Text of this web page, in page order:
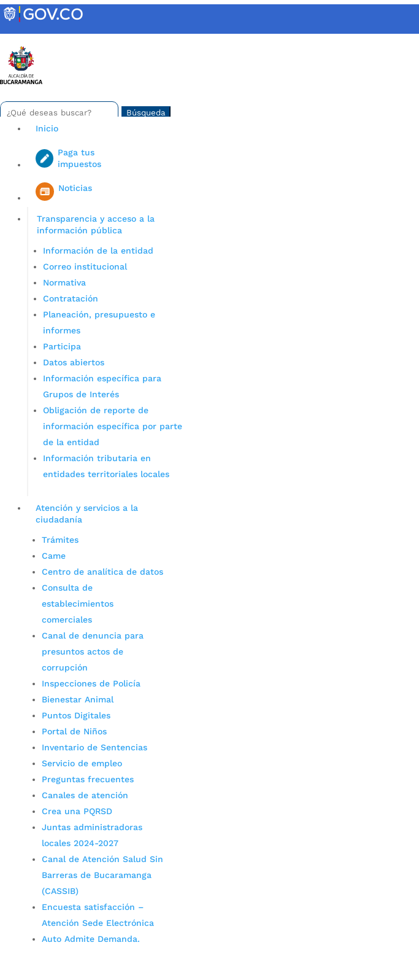
Skip
to
Buscar:
Search
for...
Iniciar sesión en gov co
Inicio
Paga tus
impuestos
Noticias
Transparencia y acceso a la
información pública
Información de la entidad
Correo institucional
Normativa
Contratación
Planeación, presupuesto e
informes
Participa
Datos abiertos
Información específica para
Grupos de Interés
Obligación de reporte de
información específica por parte
de la entidad
Información tributaria en
entidades territoriales locales
Atención y servicios a la
ciudadanía
Trámites
Came
Centro de analítica de datos
Consulta de
establecimientos
comerciales
Canal de denuncia para
presuntos actos de
corrupción
Inspecciones de Policía
Bienestar Animal
Puntos Digitales
Portal de Niños
Inventario de Sentencias
Servicio de empleo
Preguntas frecuentes
Canales de atención
Crea una PQRSD
Juntas administradoras
locales 2024-2027
Canal de Atención Salud Sin
Barreras de Bucaramanga
(CASSIB)
Encuesta satisfacción –
Atención Sede Electrónica
Auto Admite Demanda.